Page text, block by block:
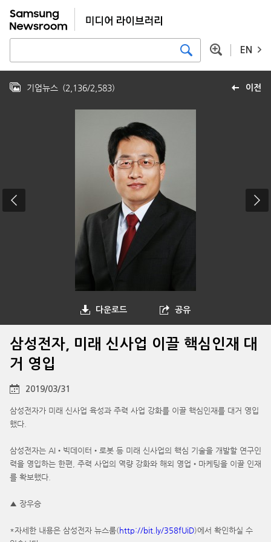
EN
이전
기업뉴스 (2,136/2,583)
다운로드 공유
삼성전자, 미래 신사업 이끌 핵심인재 대
거 영입
2019/03/31
삼성전자가 미래 신사업 육성과 주력 사업 강화를 이끌 핵심인재를 대거 영입
했다.
삼성전자는 AI•빅데이터•로봇 등 미래 신사업의 핵심 기술을 개발할 연구인
력을 영입하는 한편, 주력 사업의 역량 강화와 해외 영업•마케팅을 이끌 인재
를 확보했다.
▲ 장우승
*자세한 내용은 삼성전자 뉴스룸(http://bit.ly/358fUiD)에서 확인하실 수